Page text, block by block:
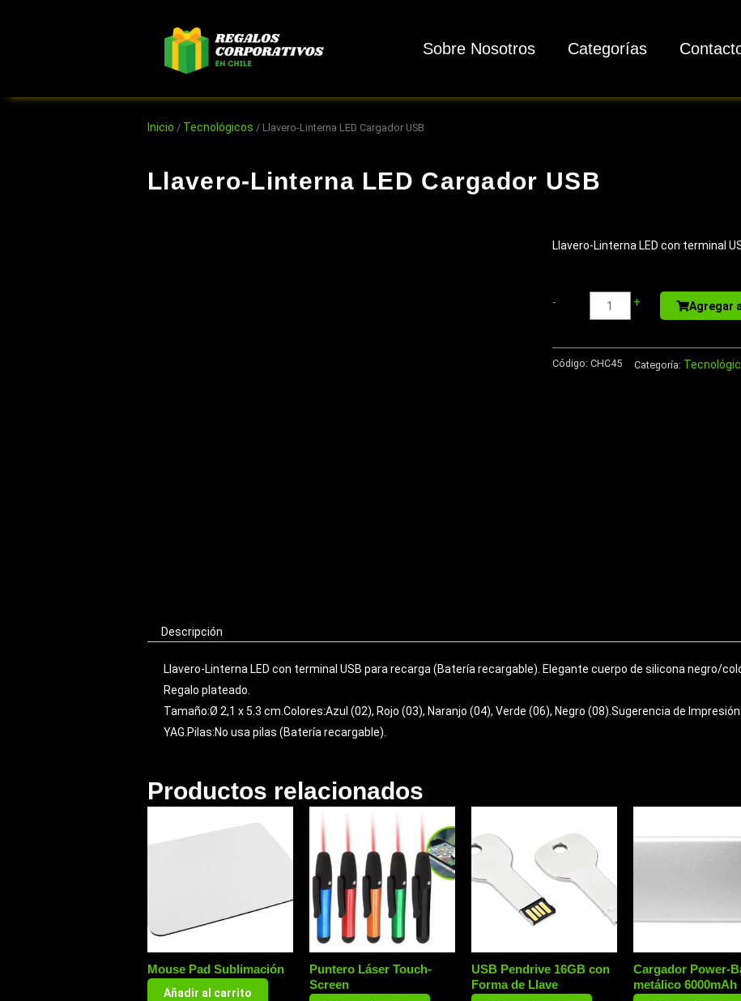
Sobre Nosotros Categorías
Inicio / Tecnológicos / Llavero-Linterna LED Cargador USB
Llavero-Linterna LED Cargador USB
Llavero-Linterna LED con terminal
-
Bottle
Aluminio
+ Agregar
Código: CHC45 Categoría:
Descripción
Llavero-Linterna LED con terminal USB para recarga (Batería recargable). Elegante cuerpo de silicona negro/
Regalo plateado.
Tamaño:Ø 2,1 x 5.3 cm.Colores:Azul (02), Rojo (03), Naranjo (04), Verde (06), Negro (08).Sugerencia de
YAG.Pilas:No usa pilas (Batería recargable).
Productos relacionados
Mouse Pad Sublimación
Añadir al carrito
Puntero Láser Touch-
Screen
USB Pendrive 16GB con
Forma de Llave
Cargador Power-
metálico 6000mAh